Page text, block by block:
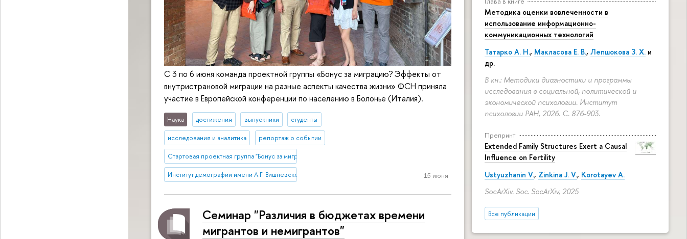
Методика оценки вовлеченности в
использование информационно-
коммуникационных технологий
Татарко А. Н., Макласова Е. В., Лепшокова З. Х. и
др.
В кн.: Методики диагностики и программы
исследования в социальной, политической и
экономической психологии. Институт
психологии РАН, 2026. С. 876-903.
Препринт
Extended Family Structures Exert a Causal
Influence on Fertility
Ustyuzhanin V., Zinkina J. V., Korotayev A.
SocArXiv. Soc. SocArXiv, 2025
Все публикации
С 3 по 6 июня команда проектной группы «Бонус за миграцию? Эффекты от
внутристрановой миграции на разные аспекты качества жизни» ФСН приняла
участие в Европейской конференции по населению в Болонье (Италия).
Наука достижения выпускники студенты
исследования и аналитика репортаж о событии
Стартовая проектная группа "Бонус за миграцию? Влияние опыта внутристрановой миграции на разные аспекты качества жизни мигрантов"
Институт демографии имени А.Г. Вишневского 15 июня
Семинар "Различия в бюджетах времени
мигрантов и немигрантов"